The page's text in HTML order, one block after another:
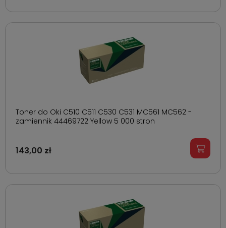
Toner do Oki C510 C511 C530 C531 MC561 MC562 -
zamiennik 44469722 Yellow 5 000 stron
143,00 zł